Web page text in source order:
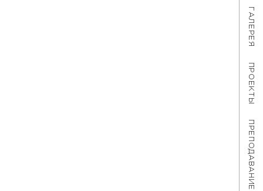
ГАЛЕРЕЯ
ПРОЕКТЫ
ПРЕПОДАВАНИЕ